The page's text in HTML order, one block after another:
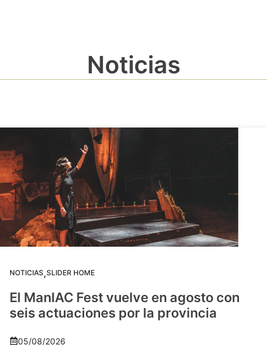
Noticias
NOTICIAS,SLIDER HOME
El ManIAC Fest vuelve en agosto con
seis actuaciones por la provincia
05/08/2026